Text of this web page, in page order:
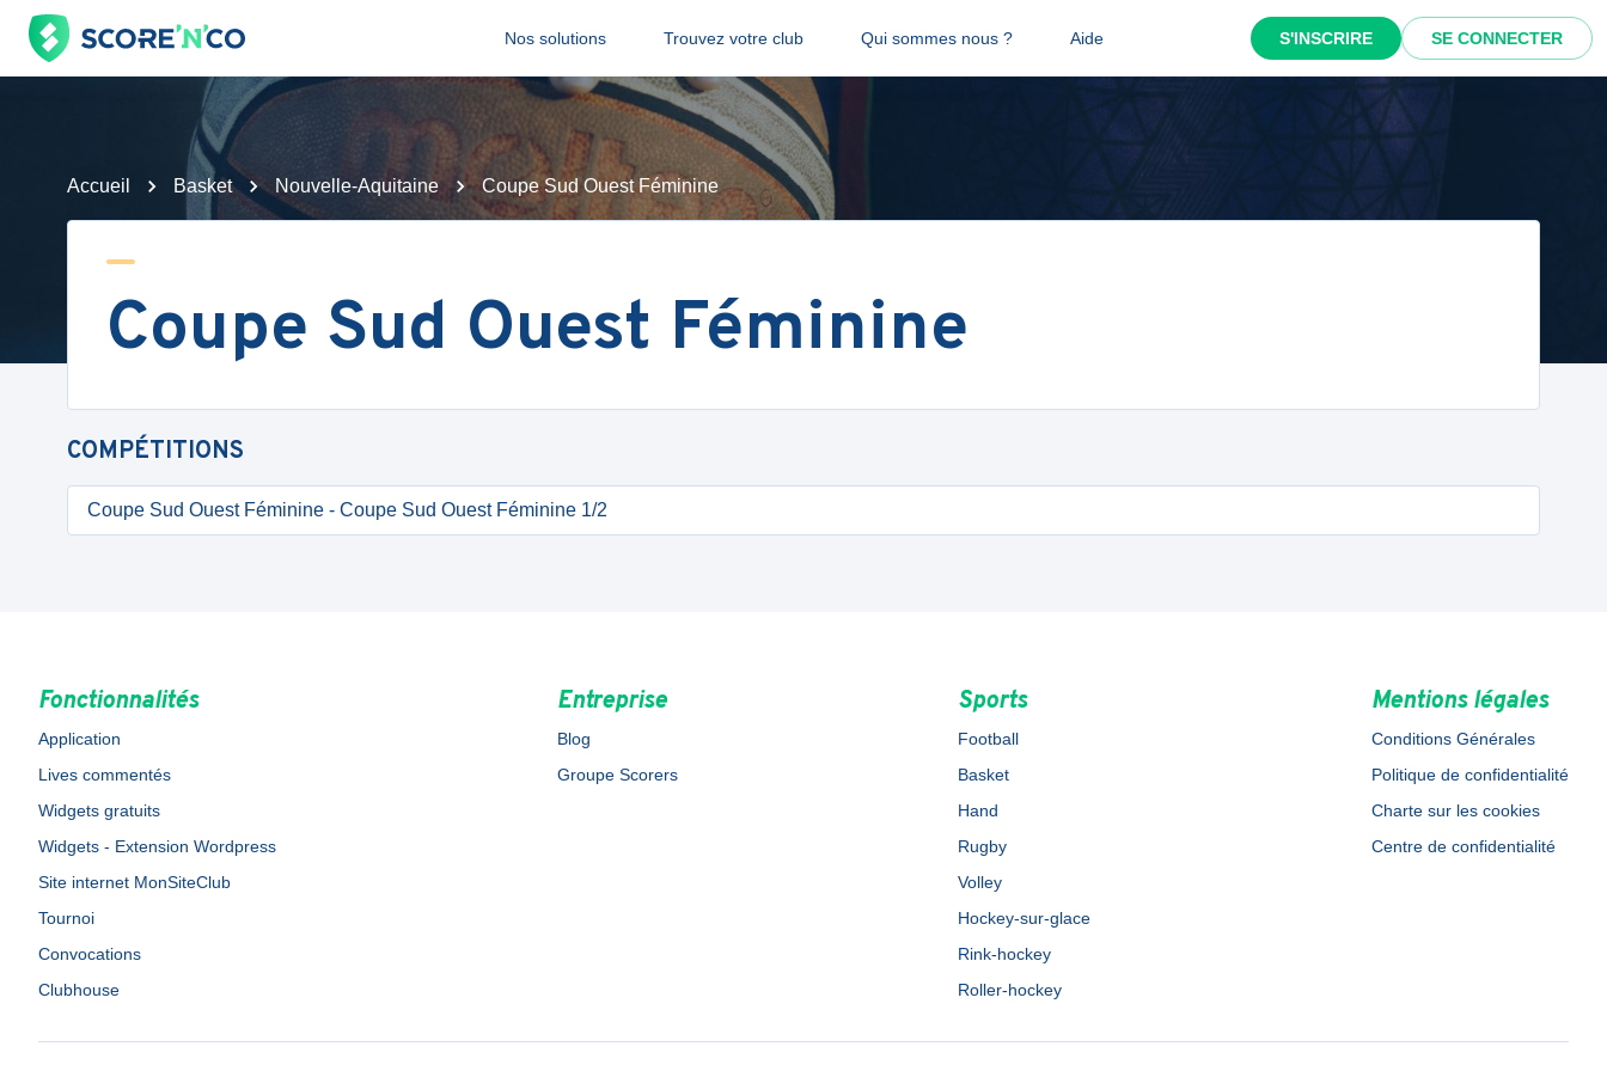
Nos solutions Trouvez votre club Qui sommes nous ? Aide S'INSCRIRE SE CONNECTER
Accueil Basket Nouvelle-Aquitaine Coupe Sud Ouest Féminine
Coupe Sud Ouest Féminine
COMPÉTITIONS
Coupe Sud Ouest Féminine - Coupe Sud Ouest Féminine 1/2
Fonctionnalités
Application
Lives commentés
Widgets gratuits
Widgets - Extension Wordpress
Site internet MonSiteClub
Tournoi
Convocations
Clubhouse
Entreprise
Blog
Groupe Scorers
Sports
Football
Basket
Hand
Rugby
Volley
Hockey-sur-glace
Rink-hockey
Roller-hockey
Mentions légales
Conditions Générales
Politique de confidentialité
Charte sur les cookies
Centre de confidentialité